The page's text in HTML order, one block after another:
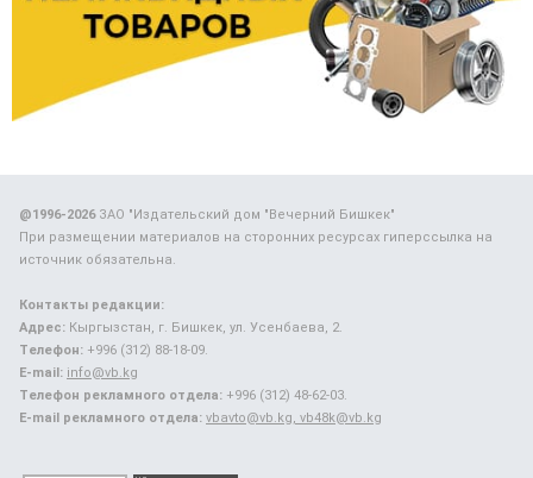
@1996-2026ЗАО "Издательский дом "Вечерний Бишкек"
При размещении материалов на сторонних ресурсах гиперссылка на
источник обязательна.
Контакты редакции:
Адрес: Кыргызстан, г. Бишкек, ул. Усенбаева, 2.
Телефон: +996 (312) 88-18-09.
E-mail: info@vb.kg
Телефон рекламного отдела: +996 (312) 48-62-03.
E-mail рекламного отдела: vbavto@vb.kg, vb48k@vb.kg